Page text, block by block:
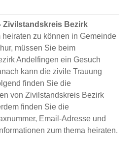
Zivilstandskreis Bezirk
heiraten zu können in Gemeinde
müssen Sie beim
Andelfingen ein Gesuch
kann die zivile Trauung
finden Sie die
von Zivilstandskreis Bezirk
finden Sie die
Email-Adresse und
zum thema heiraten.